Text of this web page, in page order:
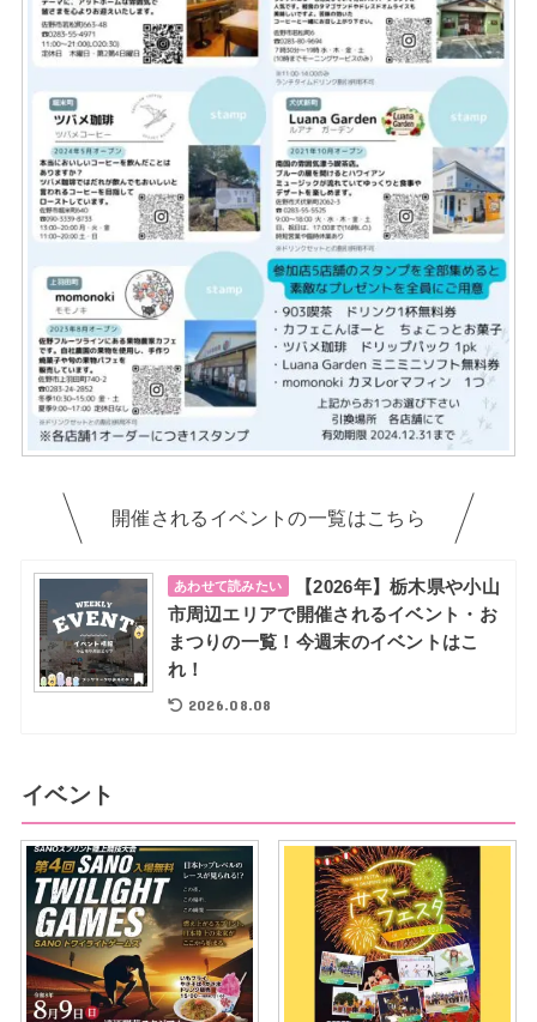
開催されるイベントの一覧はこちら
あわせて読みたい
【2026年】栃木県や小山
市周辺エリアで開催されるイベント・お
まつりの一覧！今週末のイベントはこ
れ！
2026.08.08
イベント